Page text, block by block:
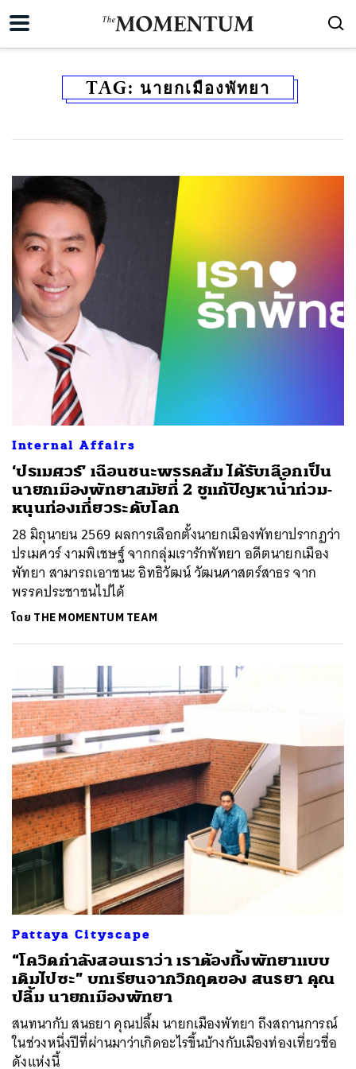
TAG: นายกเมืองพัทยา
Internal Affairs
‘ปรเมศวร์’ เฉือนชนะพรรคส้ม ได้รับเลือกเป็น
นายกเมืองพัทยาสมัยที่ 2 ชูแก้ปัญหาน้ำท่วม-
หนุนท่องเที่ยวระดับโลก
28 มิถุนายน 2569 ผลการเลือกตั้งนายกเมืองพัทยาปรากฏว่า
ปรเมศวร์ งามพิเชษฐ์ จากกลุ่มเรารักพัทยา อดีตนายกเมือง
พัทยา สามารถเอาชนะ อิทธิวัฒน์ วัฒนศาสตร์สาธร จาก
พรรคประชาชนไปได้
โดย THE MOMENTUM TEAM
Pattaya Cityscape
“โควิดกำลังสอนเราว่า เราต้องทิ้งพัทยาแบบ
เดิมไปซะ” บทเรียนจากวิกฤตของ สนธยา คุณ
ปลื้ม นายกเมืองพัทยา
สนทนากับ สนธยา คุณปลื้ม นายกเมืองพัทยา ถึงสถานการณ์
ในช่วงหนึ่งปีที่ผ่านมาว่าเกิดอะไรขึ้นบ้างกับเมืองท่องเที่ยวชื่อ
ดังแห่งนี้
SHARE LINE EMAIL